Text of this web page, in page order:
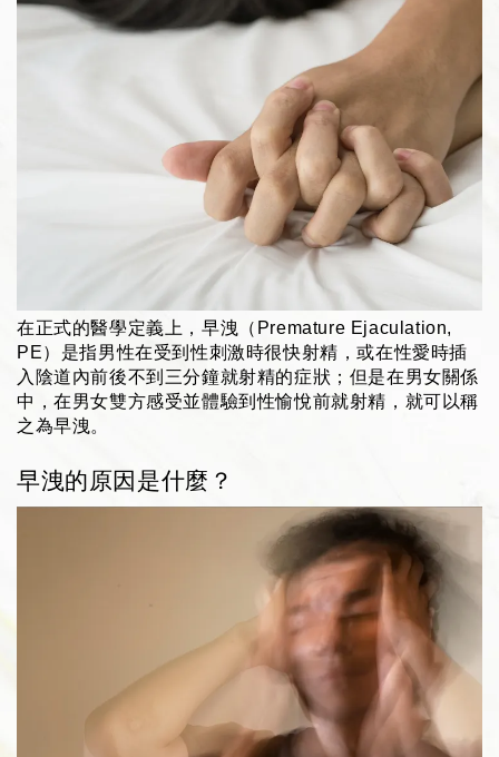
在正式的醫學定義上，早洩（Premature Ejaculation,
PE）是指男性在受到性刺激時很快射精，或在性愛時插
入陰道內前後不到三分鐘就射精的症狀；但是在男女關係
中，在男女雙方感受並體驗到性愉悅前就射精，就可以稱
之為早洩。
早洩的原因是什麼？